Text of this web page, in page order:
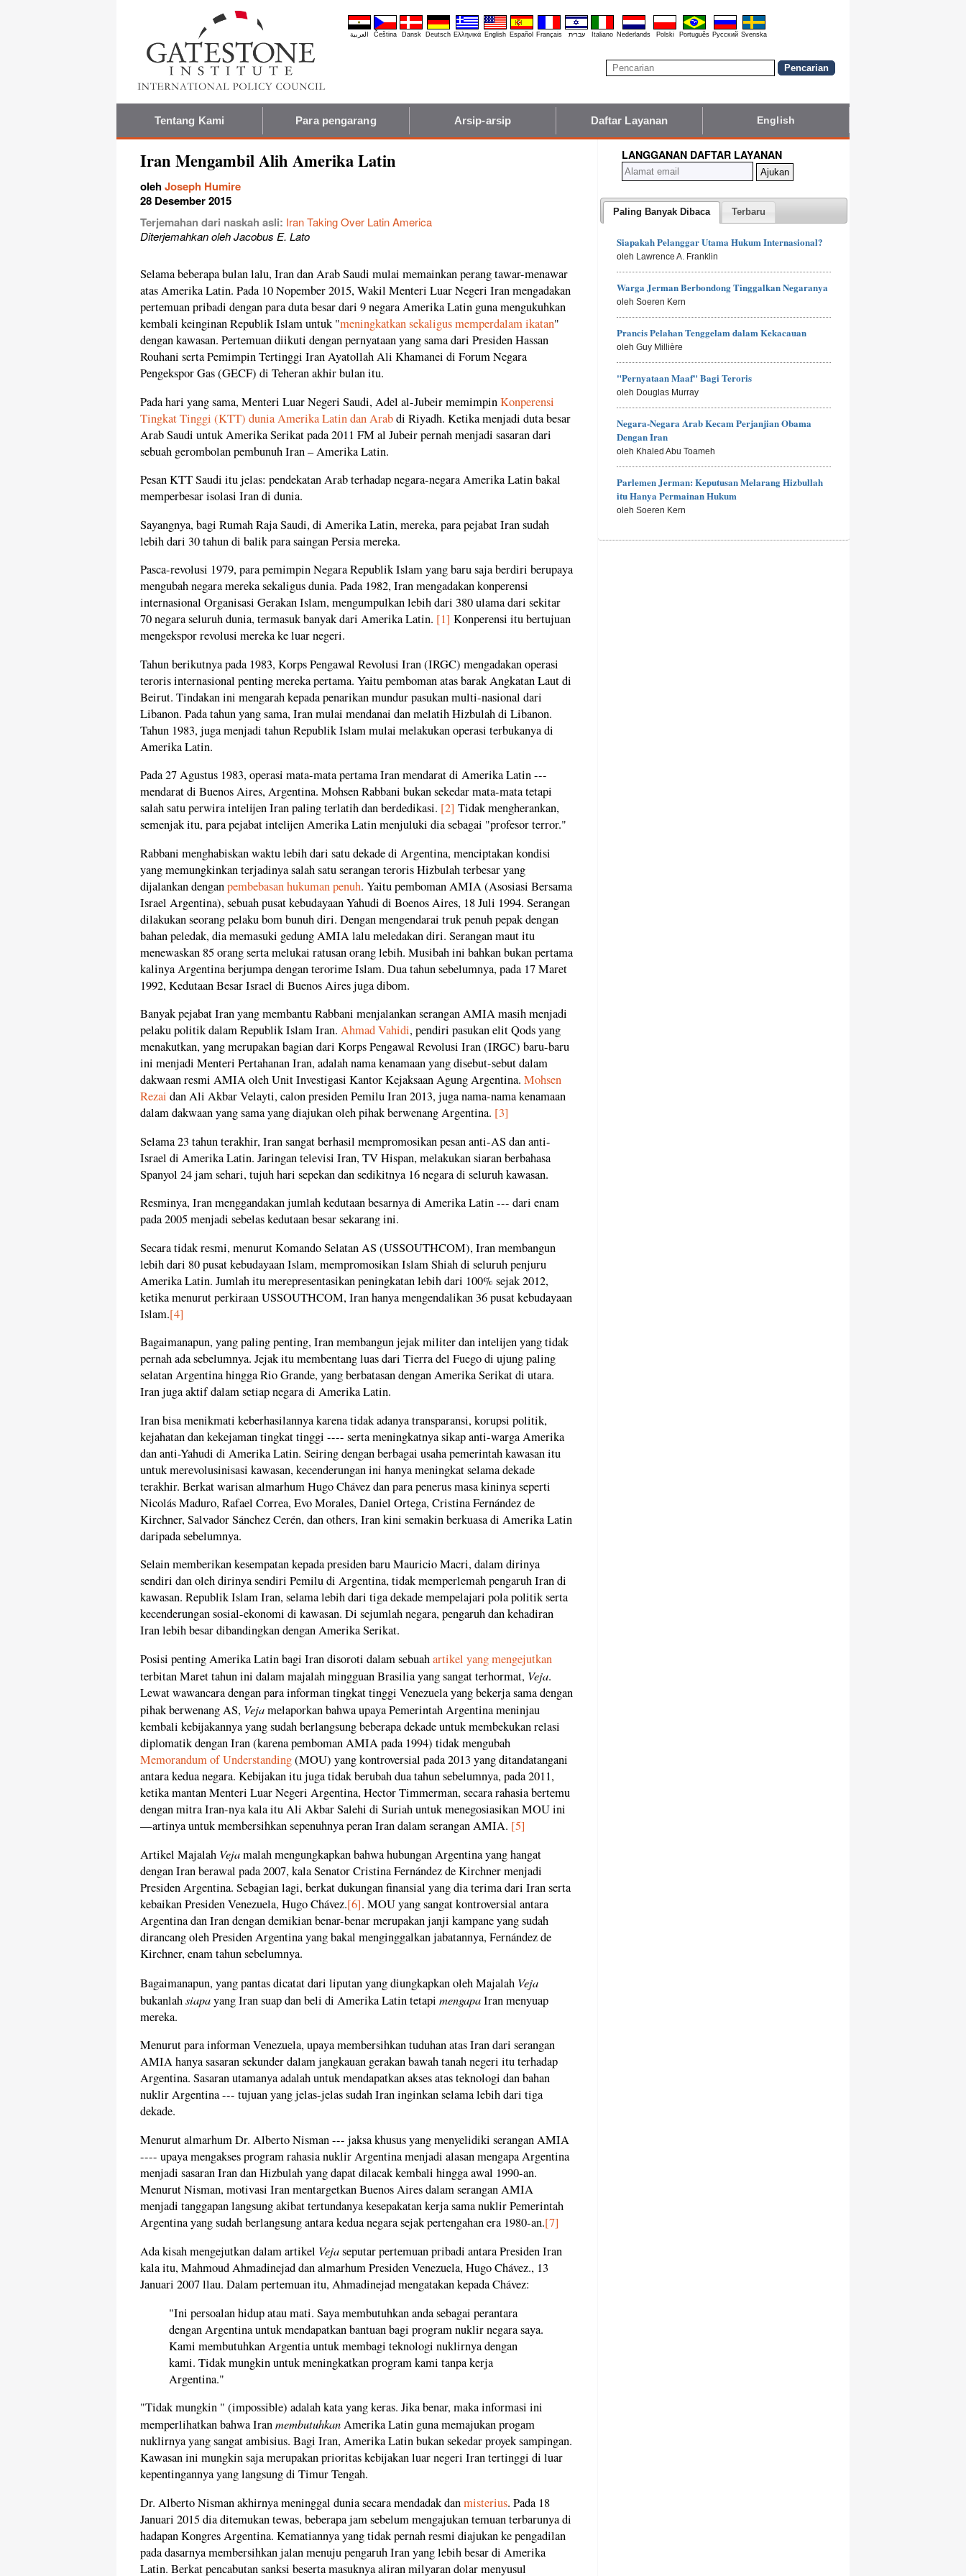
العربية Čeština Dansk Deutsch Ελληνικά English Español Français עברית Italiano Nederlands Polski Português Pyccĸий Svenska
Tentang Kami Para pengarang Arsip-arsip Daftar Layanan English
Iran Mengambil Alih Amerika Latin
olehJoseph Humire
28 Desember 2015
Terjemahan dari naskah asli: Iran Taking Over Latin America
Diterjemahkan oleh Jacobus E. Lato
Selama beberapa bulan lalu, Iran dan Arab Saudi mulai memainkan perang tawar-menawar
atas Amerika Latin. Pada 10 Nopember 2015, Wakil Menteri Luar Negeri Iran mengadakan
pertemuan pribadi dengan para duta besar dari 9 negara Amerika Latin guna mengukuhkan
kembali keinginan Republik Islam untuk "meningkatkan sekaligus memperdalam ikatan"
dengan kawasan. Pertemuan diikuti dengan pernyataan yang sama dari Presiden Hassan
Rouhani serta Pemimpin Tertinggi Iran Ayatollah Ali Khamanei di Forum Negara
Pengekspor Gas (GECF) di Teheran akhir bulan itu.
Pada hari yang sama, Menteri Luar Negeri Saudi, Adel al-Jubeir memimpinKonperensi
Tingkat Tinggi (KTT) dunia Amerika Latin dan Arabdi Riyadh. Ketika menjadi duta besar
Arab Saudi untuk Amerika Serikat pada 2011 FM al Jubeir pernah menjadi sasaran dari
sebuah gerombolan pembunuh Iran – Amerika Latin.
Pesan KTT Saudi itu jelas: pendekatan Arab terhadap negara-negara Amerika Latin bakal
memperbesar isolasi Iran di dunia.
Sayangnya, bagi Rumah Raja Saudi, di Amerika Latin, mereka, para pejabat Iran sudah
lebih dari 30 tahun di balik para saingan Persia mereka.
Pasca-revolusi 1979, para pemimpin Negara Republik Islam yang baru saja berdiri berupaya
mengubah negara mereka sekaligus dunia. Pada 1982, Iran mengadakan konperensi
internasional Organisasi Gerakan Islam, mengumpulkan lebih dari 380 ulama dari sekitar
70 negara seluruh dunia, termasuk banyak dari Amerika Latin. [1] Konperensi itu bertujuan
mengekspor revolusi mereka ke luar negeri.
Tahun berikutnya pada 1983, Korps Pengawal Revolusi Iran (IRGC) mengadakan operasi
teroris internasional penting mereka pertama. Yaitu pemboman atas barak Angkatan Laut di
Beirut. Tindakan ini mengarah kepada penarikan mundur pasukan multi-nasional dari
Libanon. Pada tahun yang sama, Iran mulai mendanai dan melatih Hizbulah di Libanon.
Tahun 1983, juga menjadi tahun Republik Islam mulai melakukan operasi terbukanya di
Amerika Latin.
Pada 27 Agustus 1983, operasi mata-mata pertama Iran mendarat di Amerika Latin ---
mendarat di Buenos Aires, Argentina. Mohsen Rabbani bukan sekedar mata-mata tetapi
salah satu perwira intelijen Iran paling terlatih dan berdedikasi. [2] Tidak mengherankan,
semenjak itu, para pejabat intelijen Amerika Latin menjuluki dia sebagai "profesor terror."
Rabbani menghabiskan waktu lebih dari satu dekade di Argentina, menciptakan kondisi
yang memungkinkan terjadinya salah satu serangan teroris Hizbulah terbesar yang
dijalankan denganpembebasan hukuman penuh. Yaitu pemboman AMIA (Asosiasi Bersama
Israel Argentina), sebuah pusat kebudayaan Yahudi di Boenos Aires, 18 Juli 1994. Serangan
dilakukan seorang pelaku bom bunuh diri. Dengan mengendarai truk penuh pepak dengan
bahan peledak, dia memasuki gedung AMIA lalu meledakan diri. Serangan maut itu
menewaskan 85 orang serta melukai ratusan orang lebih. Musibah ini bahkan bukan pertama
kalinya Argentina berjumpa dengan terorime Islam. Dua tahun sebelumnya, pada 17 Maret
1992, Kedutaan Besar Israel di Buenos Aires juga dibom.
Banyak pejabat Iran yang membantu Rabbani menjalankan serangan AMIA masih menjadi
pelaku politik dalam Republik Islam Iran. Ahmad Vahidi, pendiri pasukan elit Qods yang
menakutkan, yang merupakan bagian dari Korps Pengawal Revolusi Iran (IRGC) baru-baru
ini menjadi Menteri Pertahanan Iran, adalah nama kenamaan yang disebut-sebut dalam
dakwaan resmi AMIA oleh Unit Investigasi Kantor Kejaksaan Agung Argentina. Mohsen
Rezai dan Ali Akbar Velayti, calon presiden Pemilu Iran 2013, juga nama-nama kenamaan
dalam dakwaan yang sama yang diajukan oleh pihak berwenang Argentina. [3]
Selama 23 tahun terakhir, Iran sangat berhasil mempromosikan pesan anti-AS dan anti-
Israel di Amerika Latin. Jaringan televisi Iran, TV Hispan, melakukan siaran berbahasa
Spanyol 24 jam sehari, tujuh hari sepekan dan sedikitnya 16 negara di seluruh kawasan.
Resminya, Iran menggandakan jumlah kedutaan besarnya di Amerika Latin --- dari enam
pada 2005 menjadi sebelas kedutaan besar sekarang ini.
Secara tidak resmi, menurut Komando Selatan AS (USSOUTHCOM), Iran membangun
lebih dari 80 pusat kebudayaan Islam, mempromosikan Islam Shiah di seluruh penjuru
Amerika Latin. Jumlah itu merepresentasikan peningkatan lebih dari 100% sejak 2012,
ketika menurut perkiraan USSOUTHCOM, Iran hanya mengendalikan 36 pusat kebudayaan
Islam.[4]
Bagaimanapun, yang paling penting, Iran membangun jejak militer dan intelijen yang tidak
pernah ada sebelumnya. Jejak itu membentang luas dari Tierra del Fuego di ujung paling
selatan Argentina hingga Rio Grande, yang berbatasan dengan Amerika Serikat di utara.
Iran juga aktif dalam setiap negara di Amerika Latin.
Iran bisa menikmati keberhasilannya karena tidak adanya transparansi, korupsi politik,
kejahatan dan kekejaman tingkat tinggi ---- serta meningkatnya sikap anti-warga Amerika
dan anti-Yahudi di Amerika Latin. Seiring dengan berbagai usaha pemerintah kawasan itu
untuk merevolusinisasi kawasan, kecenderungan ini hanya meningkat selama dekade
terakhir. Berkat warisan almarhum Hugo Chávez dan para penerus masa kininya seperti
Nicolás Maduro, Rafael Correa, Evo Morales, Daniel Ortega, Cristina Fernández de
Kirchner, Salvador Sánchez Cerén, dan others, Iran kini semakin berkuasa di Amerika Latin
daripada sebelumnya.
Selain memberikan kesempatan kepada presiden baru Mauricio Macri, dalam dirinya
sendiri dan oleh dirinya sendiri Pemilu di Argentina, tidak memperlemah pengaruh Iran di
kawasan. Republik Islam Iran, selama lebih dari tiga dekade mempelajari pola politik serta
kecenderungan sosial-ekonomi di kawasan. Di sejumlah negara, pengaruh dan kehadiran
Iran lebih besar dibandingkan dengan Amerika Serikat.
Posisi penting Amerika Latin bagi Iran disoroti dalam sebuahartikel yang mengejutkan
terbitan Maret tahun ini dalam majalah mingguan Brasilia yang sangat terhormat, Veja.
Lewat wawancara dengan para informan tingkat tinggi Venezuela yang bekerja sama dengan
pihak berwenang AS, Vejamelaporkan bahwa upaya Pemerintah Argentina meninjau
kembali kebijakannya yang sudah berlangsung beberapa dekade untuk membekukan relasi
diplomatik dengan Iran (karena pemboman AMIA pada 1994) tidak mengubah
Memorandum of Understanding(MOU) yang kontroversial pada 2013 yang ditandatangani
antara kedua negara. Kebijakan itu juga tidak berubah dua tahun sebelumnya, pada 2011,
ketika mantan Menteri Luar Negeri Argentina, Hector Timmerman, secara rahasia bertemu
dengan mitra Iran-nya kala itu Ali Akbar Salehi di Suriah untuk menegosiasikan MOU ini
—artinya untuk membersihkan sepenuhnya peran Iran dalam serangan AMIA. [5]
Artikel Majalah Vejamalah mengungkapkan bahwa hubungan Argentina yang hangat
dengan Iran berawal pada 2007, kala Senator Cristina Fernández de Kirchner menjadi
Presiden Argentina. Sebagian lagi, berkat dukungan finansial yang dia terima dari Iran serta
kebaikan Presiden Venezuela, Hugo Chávez.[6]. MOU yang sangat kontroversial antara
Argentina dan Iran dengan demikian benar-benar merupakan janji kampane yang sudah
dirancang oleh Presiden Argentina yang bakal menginggalkan jabatannya, Fernández de
Kirchner, enam tahun sebelumnya.
Bagaimanapun, yang pantas dicatat dari liputan yang diungkapkan oleh Majalah Veja
bukanlahsiapayang Iran suap dan beli di Amerika Latin tetapi mengapaIran menyuap
mereka.
Menurut para informan Venezuela, upaya membersihkan tuduhan atas Iran dari serangan
AMIA hanya sasaran sekunder dalam jangkauan gerakan bawah tanah negeri itu terhadap
Argentina. Sasaran utamanya adalah untuk mendapatkan akses atas teknologi dan bahan
nuklir Argentina --- tujuan yang jelas-jelas sudah Iran inginkan selama lebih dari tiga
dekade.
Menurut almarhum Dr. Alberto Nisman --- jaksa khusus yang menyelidiki serangan AMIA
---- upaya mengakses program rahasia nuklir Argentina menjadi alasan mengapa Argentina
menjadi sasaran Iran dan Hizbulah yang dapat dilacak kembali hingga awal 1990-an.
Menurut Nisman, motivasi Iran mentargetkan Buenos Aires dalam serangan AMIA
menjadi tanggapan langsung akibat tertundanya kesepakatan kerja sama nuklir Pemerintah
Argentina yang sudah berlangsung antara kedua negara sejak pertengahan era 1980-an.[7]
Ada kisah mengejutkan dalam artikel Vejaseputar pertemuan pribadi antara Presiden Iran
kala itu, Mahmoud Ahmadinejad dan almarhum Presiden Venezuela, Hugo Chávez., 13
Januari 2007 llau. Dalam pertemuan itu, Ahmadinejad mengatakan kepada Chávez:
"Ini persoalan hidup atau mati. Saya membutuhkan anda sebagai perantara
dengan Argentina untuk mendapatkan bantuan bagi program nuklir negara saya.
Kami membutuhkan Argentia untuk membagi teknologi nuklirnya dengan
kami. Tidak mungkin untuk meningkatkan program kami tanpa kerja
Argentina."
"Tidak mungkin " (impossible) adalah kata yang keras. Jika benar, maka informasi ini
memperlihatkan bahwa IranmembutuhkanAmerika Latin guna memajukan progam
nuklirnya yang sangat ambisius. Bagi Iran, Amerika Latin bukan sekedar proyek sampingan.
Kawasan ini mungkin saja merupakan prioritas kebijakan luar negeri Iran tertinggi di luar
kepentingannya yang langsung di Timur Tengah.
Dr. Alberto Nisman akhirnya meninggal dunia secara mendadak danmisterius. Pada 18
Januari 2015 dia ditemukan tewas, beberapa jam sebelum mengajukan temuan terbarunya di
hadapan Kongres Argentina. Kematiannya yang tidak pernah resmi diajukan ke pengadilan
pada dasarnya membersihkan jalan menuju pengaruh Iran yang lebih besar di Amerika
Latin. Berkat pencabutan sanksi beserta masuknya aliran milyaran dolar menyusul
LANGGANAN DAFTAR LAYANAN
Paling Banyak Dibaca Terbaru
Siapakah Pelanggar Utama Hukum Internasional?
oleh Lawrence A. Franklin
Warga Jerman Berbondong Tinggalkan Negaranya
oleh Soeren Kern
Prancis Pelahan Tenggelam dalam Kekacauan
oleh Guy Millière
"Pernyataan Maaf" Bagi Teroris
oleh Douglas Murray
Negara-Negara Arab Kecam Perjanjian Obama
Dengan Iran
oleh Khaled Abu Toameh
Parlemen Jerman: Keputusan Melarang Hizbullah
itu Hanya Permainan Hukum
oleh Soeren Kern